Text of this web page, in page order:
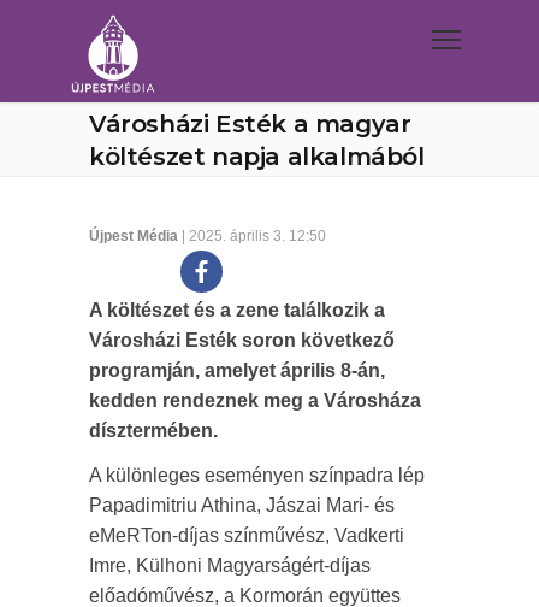
Városházi Esték a magyar
költészet napja alkalmából
Újpest Média | 2025. április 3. 12:50
A költészet és a zene találkozik a
Városházi Esték soron következő
programján, amelyet április 8-án,
kedden rendeznek meg a Városháza
dísztermében.
A különleges eseményen színpadra lép
Papadimitriu Athina, Jászai Mari- és
eMeRTon-díjas színművész, Vadkerti
Imre, Külhoni Magyarságért-díjas
előadóművész, a Kormorán együttes